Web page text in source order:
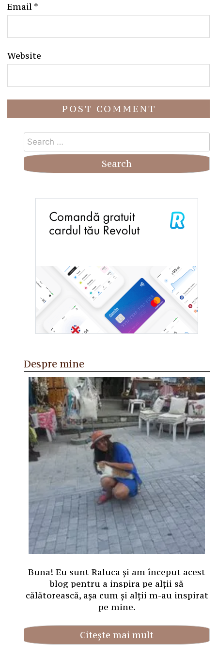
Email *
Website
Search
for:
Despre mine
Buna! Eu sunt Raluca și am început acest
blog pentru a inspira pe alții să
călătorească, așa cum și alții m-au inspirat
pe mine.
Citește mai mult